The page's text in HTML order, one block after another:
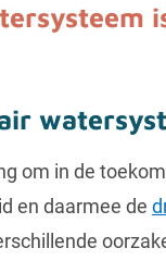
om in de
en daarmee de